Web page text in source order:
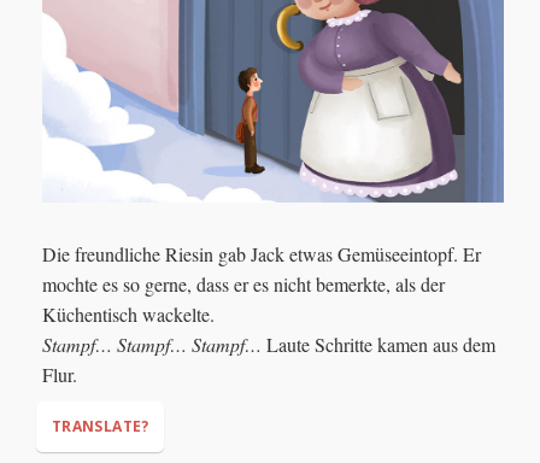
Die freundliche Riesin gab Jack etwas Gemüseeintopf. Er
mochte es so gerne, dass er es nicht bemerkte, als der
Küchentisch wackelte.
Stampf… Stampf… Stampf… Laute Schritte kamen aus dem
Flur.
TRANSLATE?